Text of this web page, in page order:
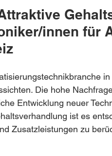
innen für
Die hohe
Entwicklung neuer
ist es
Zusatzleistungen zu